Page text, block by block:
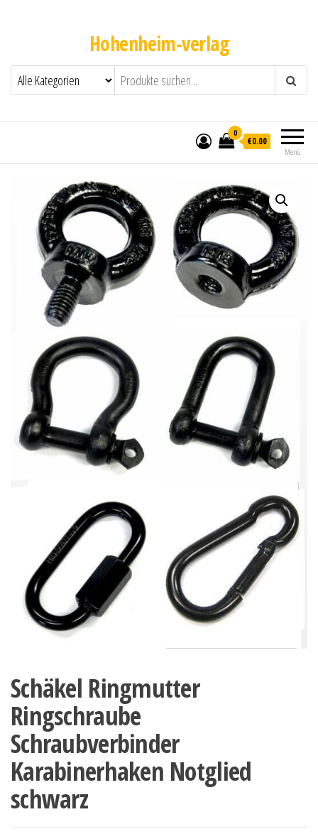
Hohenheim-verlag
Menü
0
€0.00
Schäkel Ringmutter
Ringschraube
Schraubverbinder
Karabinerhaken Notglied
schwarz